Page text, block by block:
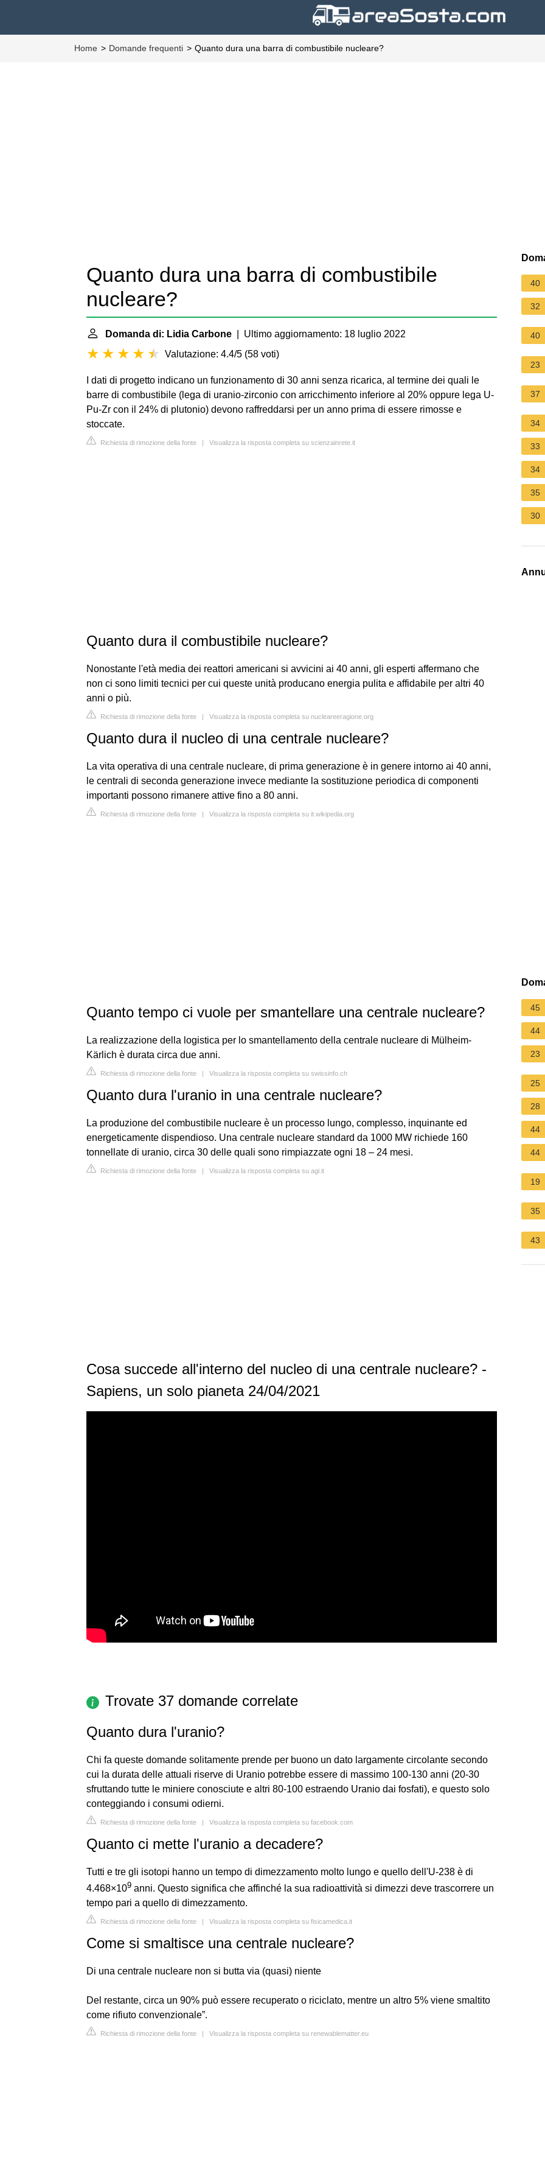
Home Domande frequenti Quanto dura una barra di combustibile nucleare?
Quanto dura una barra di combustibile
nucleare?
Domanda di: Lidia Carbone | Ultimo aggiornamento: 18 luglio 2022
Valutazione: 4.4/5 (58 voti)
I dati di progetto indicano un funzionamento di 30 anni senza ricarica, al termine dei quali le
barre di combustibile (lega di uranio-zirconio con arricchimento inferiore al 20% oppure lega U-
Pu-Zr con il 24% di plutonio) devono raffreddarsi per un anno prima di essere rimosse e
stoccate.
Richiesta di rimozione della fonte | Visualizza la risposta completa su scienzainrete.it
Quanto dura il combustibile nucleare?
Nonostante l'età media dei reattori americani si avvicini ai 40 anni, gli esperti affermano che
non ci sono limiti tecnici per cui queste unità producano energia pulita e affidabile per altri 40
anni o più.
Richiesta di rimozione della fonte | Visualizza la risposta completa su nucleareeragione.org
Quanto dura il nucleo di una centrale nucleare?
La vita operativa di una centrale nucleare, di prima generazione è in genere intorno ai 40 anni,
le centrali di seconda generazione invece mediante la sostituzione periodica di componenti
importanti possono rimanere attive fino a 80 anni.
Richiesta di rimozione della fonte | Visualizza la risposta completa su it.wikipedia.org
Quanto tempo ci vuole per smantellare una centrale nucleare?
La realizzazione della logistica per lo smantellamento della centrale nucleare di Mülheim-
Kärlich è durata circa due anni.
Richiesta di rimozione della fonte | Visualizza la risposta completa su swissinfo.ch
Quanto dura l'uranio in una centrale nucleare?
La produzione del combustibile nucleare è un processo lungo, complesso, inquinante ed
energeticamente dispendioso. Una centrale nucleare standard da 1000 MW richiede 160
tonnellate di uranio, circa 30 delle quali sono rimpiazzate ogni 18 – 24 mesi.
Richiesta di rimozione della fonte | Visualizza la risposta completa su agi.it
Cosa succede all'interno del nucleo di una centrale nucleare? -
Sapiens, un solo pianeta 24/04/2021
Trovate 37 domande correlate
Quanto dura l'uranio?
Chi fa queste domande solitamente prende per buono un dato largamente circolante secondo
cui la durata delle attuali riserve di Uranio potrebbe essere di massimo 100-130 anni (20-30
sfruttando tutte le miniere conosciute e altri 80-100 estraendo Uranio dai fosfati), e questo solo
conteggiando i consumi odierni.
Richiesta di rimozione della fonte | Visualizza la risposta completa su facebook.com
Quanto ci mette l'uranio a decadere?
Tutti e tre gli isotopi hanno un tempo di dimezzamento molto lungo e quello dell'U-238 è di
4.468×109 anni. Questo significa che affinché la sua radioattività si dimezzi deve trascorrere un
tempo pari a quello di dimezzamento.
Richiesta di rimozione della fonte | Visualizza la risposta completa su fisicamedica.it
Come si smaltisce una centrale nucleare?
Di una centrale nucleare non si butta via (quasi) niente
Del restante, circa un 90% può essere recuperato o riciclato, mentre un altro 5% viene smaltito
come rifiuto convenzionale”.
Richiesta di rimozione della fonte | Visualizza la risposta completa su renewablematter.eu
40
32
40
23
37
34
33
34
35
30
45
44
23
25
28
44
44
19
35
43